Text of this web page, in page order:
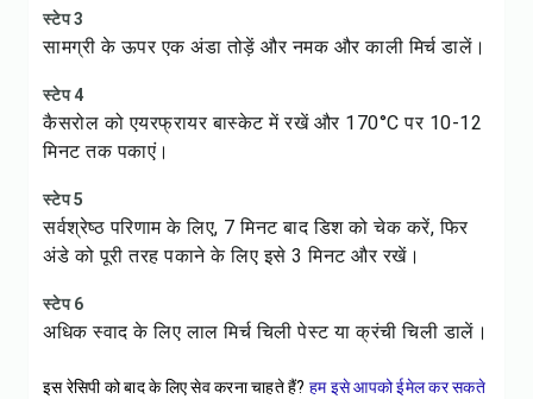
स्टेप 3
सामग्री के ऊपर एक अंडा तोड़ें और नमक और काली मिर्च डालें।
स्टेप 4
कैसरोल को एयरफ्रायर बास्केट में रखें और 170°C पर 10-12
मिनट तक पकाएं।
स्टेप 5
सर्वश्रेष्ठ परिणाम के लिए, 7 मिनट बाद डिश को चेक करें, फिर
अंडे को पूरी तरह पकाने के लिए इसे 3 मिनट और रखें।
स्टेप 6
अधिक स्वाद के लिए लाल मिर्च चिली पेस्ट या क्रंची चिली डालें।
इस रेसिपी को बाद के लिए सेव करना चाहते हैं? हम इसे आपको ईमेल कर सकते